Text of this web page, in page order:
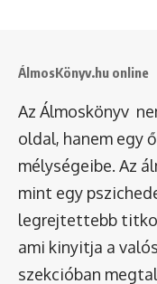
ÁlmosKönyv.hu online
Az Álmoskönyv
oldal, hanem egy
mélységeibe. Az
mint egy
legrejtettebb
ami kinyitja a
szekcióban